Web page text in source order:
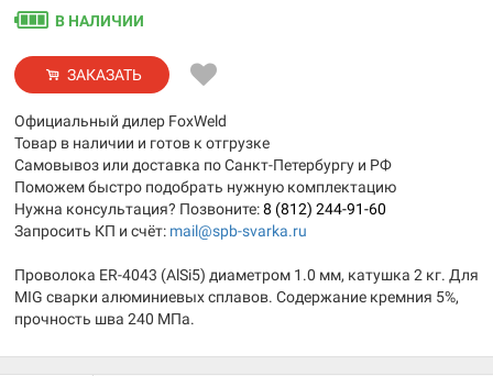
В НАЛИЧИИ
ЗАКАЗАТЬ
Официальный дилер FoxWeld
Товар в наличии и готов к отгрузке
Самовывоз или доставка по Санкт-Петербургу и РФ
Поможем быстро подобрать нужную комплектацию
Нужна консультация? Позвоните:8 (812) 244-91-60
Запросить КП и счёт: mail@spb-svarka.ru
Проволока ER-4043 (AlSi5) диаметром 1.0 мм, катушка 2 кг. Для
MIG сварки алюминиевых сплавов. Содержание кремния 5%,
прочность шва 240 МПа.